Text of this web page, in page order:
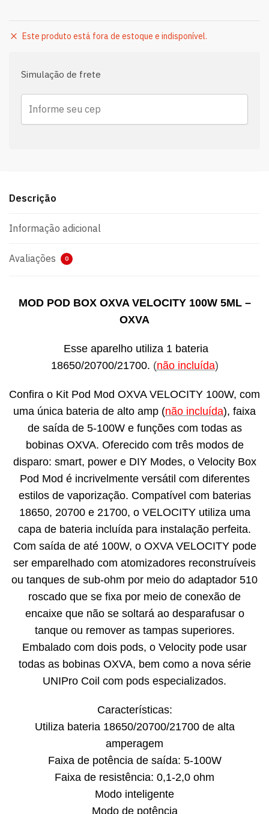
Este produto está fora de estoque e indisponível.
Simulação de frete
Descrição
Informação adicional
Avaliações 0
MOD POD BOX OXVA VELOCITY 100W 5ML –
OXVA
Esse aparelho utiliza 1 bateria
18650/20700/21700. (não incluída)
Confira o Kit Pod Mod OXVA VELOCITY 100W, com
uma única bateria de alto amp (não incluída), faixa
de saída de 5-100W e funções com todas as
bobinas OXVA. Oferecido com três modos de
disparo: smart, power e DIY Modes, o Velocity Box
Pod Mod é incrivelmente versátil com diferentes
estilos de vaporização. Compatível com baterias
18650, 20700 e 21700, o VELOCITY utiliza uma
capa de bateria incluída para instalação perfeita.
Com saída de até 100W, o OXVA VELOCITY pode
ser emparelhado com atomizadores reconstruíveis
ou tanques de sub-ohm por meio do adaptador 510
roscado que se fixa por meio de conexão de
encaixe que não se soltará ao desparafusar o
tanque ou remover as tampas superiores.
Embalado com dois pods, o Velocity pode usar
todas as bobinas OXVA, bem como a nova série
UNIPro Coil com pods especializados.
Características:
Utiliza bateria 18650/20700/21700 de alta
amperagem
Faixa de potência de saída: 5-100W
Faixa de resistência: 0,1-2,0 ohm
Modo inteligente
Modo de potência